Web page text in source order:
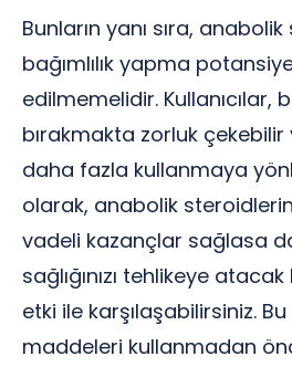
Bunların yanı sıra,
bağımlılık yapma
edilmemelidir. Kullanıcılar,
bırakmakta zorluk çekebilir
daha fazla kullanmaya
olarak, anabolik
vadeli kazançlar sağlasa
sağlığınızı tehlikeye
etki ile karşılaşabilirsiniz.
maddeleri kullanmadan